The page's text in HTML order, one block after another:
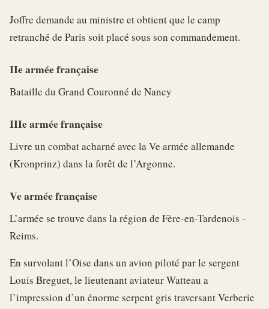
Joffre demande au ministre et obtient que le camp
retranché de Paris soit placé sous son commandement.
IIe armée française
Bataille du Grand Couronné de Nancy
IIIe armée française
Livre un combat acharné avec la Ve armée allemande
(Kronprinz) dans la forêt de l’Argonne.
Ve armée française
L’armée se trouve dans la région de Fère-en-Tardenois -
Reims.
En survolant l’Oise dans un avion piloté par le sergent
Louis Breguet, le lieutenant aviateur Watteau a
l’impression d’un énorme serpent gris traversant Verberie